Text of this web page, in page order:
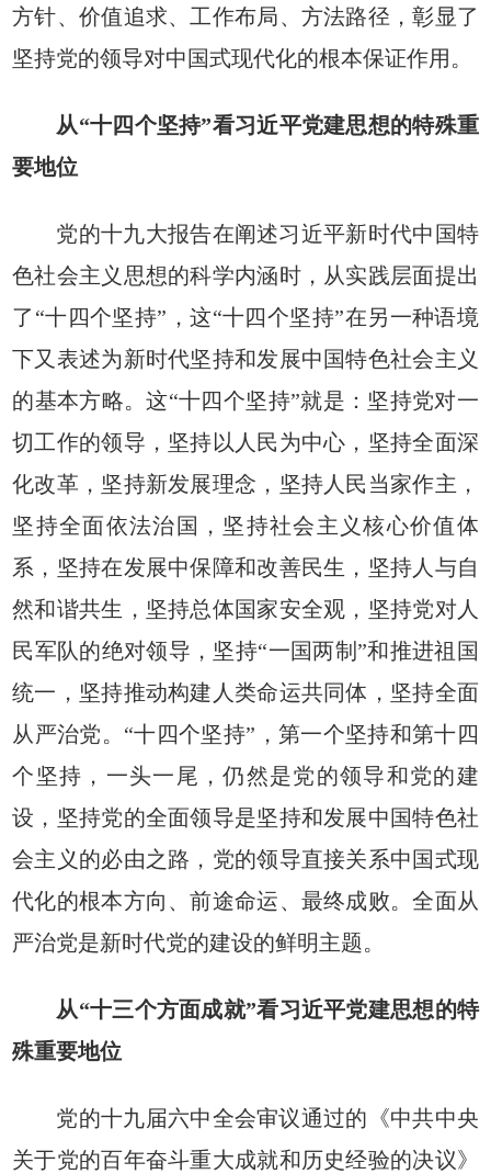
方针、价值追求、工作布局、方法路径，彰显了
坚持党的领导对中国式现代化的根本保证作用。
从“十四个坚持”看习近平党建思想的特殊重
要地位
党的十九大报告在阐述习近平新时代中国特
色社会主义思想的科学内涵时，从实践层面提出
了“十四个坚持”，这“十四个坚持”在另一种语境
下又表述为新时代坚持和发展中国特色社会主义
的基本方略。这“十四个坚持”就是：坚持党对一
切工作的领导，坚持以人民为中心，坚持全面深
化改革，坚持新发展理念，坚持人民当家作主，
坚持全面依法治国，坚持社会主义核心价值体
系，坚持在发展中保障和改善民生，坚持人与自
然和谐共生，坚持总体国家安全观，坚持党对人
民军队的绝对领导，坚持“一国两制”和推进祖国
统一，坚持推动构建人类命运共同体，坚持全面
从严治党。“十四个坚持”，第一个坚持和第十四
个坚持，一头一尾，仍然是党的领导和党的建
设，坚持党的全面领导是坚持和发展中国特色社
会主义的必由之路，党的领导直接关系中国式现
代化的根本方向、前途命运、最终成败。全面从
严治党是新时代党的建设的鲜明主题。
从“十三个方面成就”看习近平党建思想的特
殊重要地位
党的十九届六中全会审议通过的《中共中央
关于党的百年奋斗重大成就和历史经验的决议》